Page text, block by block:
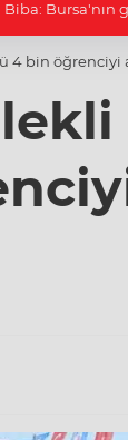
Suudi
4 bin öğrenciyi